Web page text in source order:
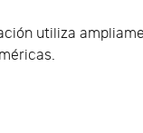
utiliza